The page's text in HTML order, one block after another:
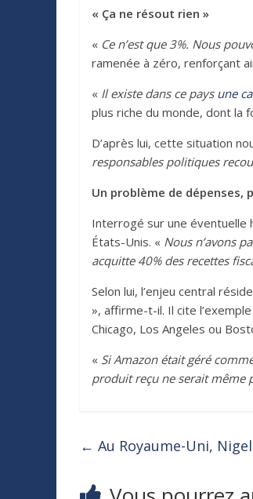
« Ça ne résout rien »
« Ce n’est que 3%. Nous
ramenée à zéro, renforçant
« Il existe dans ce pays une
plus riche du monde, dont la
D’après lui, cette situation
responsables politiques
Un problème de dépenses,
Interrogé sur une éventuelle
États-Unis. « Nous n’avons
acquitte 40% des recettes
Selon lui, l’enjeu central
», affirme-t-il. Il cite
Chicago, Los Angeles ou
« Si Amazon était géré
produit reçu ne serait même
← Au Royaume-Uni,